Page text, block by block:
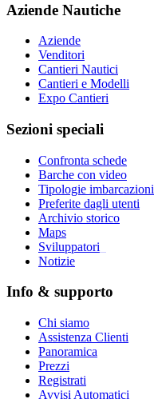
Aziende Nautiche
Aziende
Venditori
Cantieri Nautici
Cantieri e Modelli
Expo Cantieri
Sezioni speciali
Confronta schede
Barche con video
Tipologie imbarcazioni
Preferite dagli utenti
Archivio storico
Maps
Sviluppatori
Notizie
Info & supporto
Chi siamo
Assistenza Clienti
Panoramica
Prezzi
Registrati
Avvisi Automatici